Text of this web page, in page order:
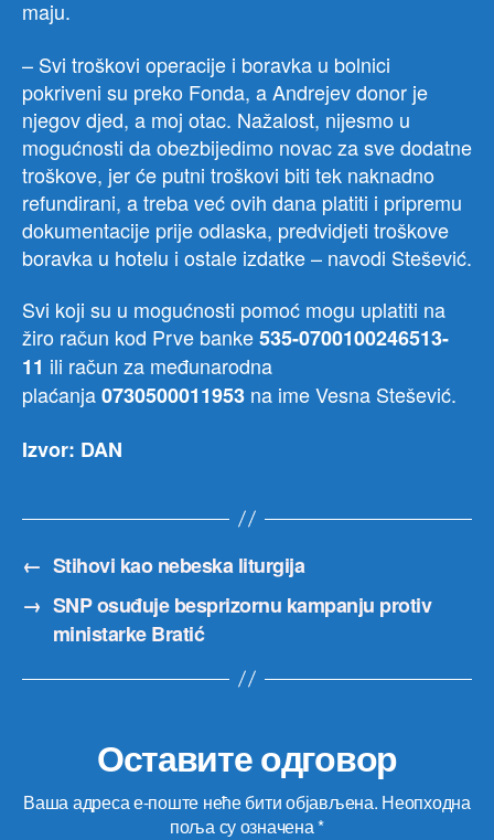
maju.
– Svi troškovi operacije i boravka u bolnici
pokriveni su preko Fonda, a Andrejev donor je
njegov djed, a moj otac. Nažalost, nijesmo u
mogućnosti da obezbijedimo novac za sve dodatne
troškove, jer će putni troškovi biti tek naknadno
refundirani, a treba već ovih dana platiti i pripremu
dokumentacije prije odlaska, predvidjeti troškove
boravka u hotelu i ostale izdatke – navodi Stešević.
Svi koji su u mogućnosti pomoć mogu uplatiti na
žiro račun kod Prve banke535-0700100246513-
11 ili račun za međunarodna
plaćanja0730500011953 na ime Vesna Stešević.
Izvor: DAN
← Stihovi kao nebeska liturgija
→ SNP osuđuje besprizornu kampanju protiv
ministarke Bratić
Оставите одговор
Ваша адреса е-поште неће бити објављена. Неопходна
поља су означена*